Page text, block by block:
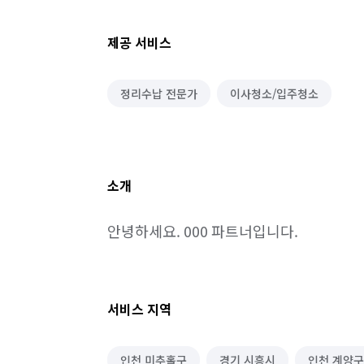
제공 서비스
정리수납 전문가 이사청소/입주청소
소개
안녕하세요. 000 파트너입니다.
서비스 지역
인천 미추홀구 경기 시흥시 인천 계양구